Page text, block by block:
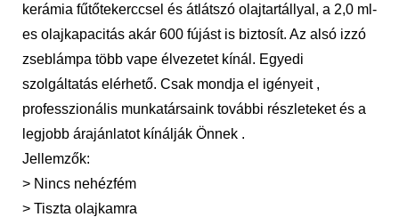
kerámia fűtőtekerccsel és átlátszó olajtartállyal, a 2,0 ml-
es olajkapacitás akár 600 fújást is biztosít. Az alsó izzó
zseblámpa több vape élvezetet kínál. Egyedi
szolgáltatás elérhető. Csak mondja el igényeit ,
professzionális munkatársaink további részleteket és a
legjobb árajánlatot kínálják Önnek .
Jellemzők:
> Nincs nehézfém
> Tiszta olajkamra